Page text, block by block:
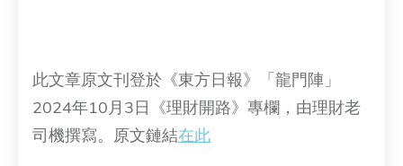
此文章原文刊登於《東方日報》「龍門陣」
2024年10月3日《理財開路》專欄，由理財老
司機撰寫。原文鏈結在此